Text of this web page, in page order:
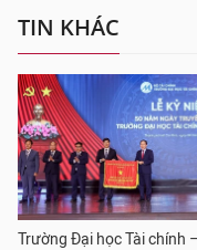
TIN KHÁC
Trường Đại học Tài chính –